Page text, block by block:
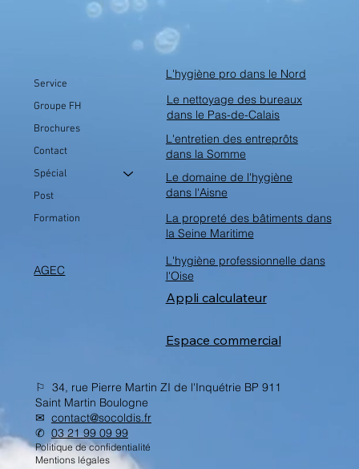
Service
Groupe FH
Brochures
Contact
Spécial
Post
Formation
AGEC
L'hygiène pro dans le Nord
Le nettoyage des bureaux
dans le Pas-de-Calais
L'entretien des entreprôts
dans la Somme
Le domaine de l'hygiène
dans l'Aisne
La propreté des bâtiments dans
la Seine Maritime
L'hygiène professionnelle dans
l'Oise
Espace commercial
Appli calculateur
⚐ 34, rue Pierre Martin ZI de l'Inquétrie BP 911
Saint Martin Boulogne
✉︎ contact@socoldis.fr
✆ 03 21 99 09 99
Politique de confidentialité
Mentions légales